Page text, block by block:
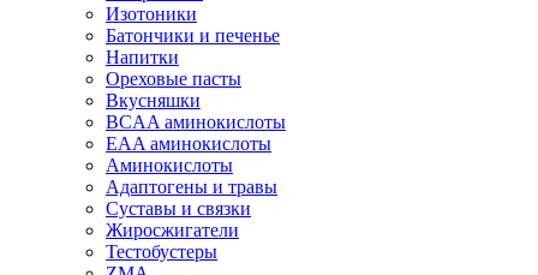
Изотоники
Батончики и печенье
Напитки
Ореховые пасты
Вкусняшки
BCAA аминокислоты
EAA аминокислоты
Аминокислоты
Адаптогены и травы
Суставы и связки
Жиросжигатели
Тестобустеры